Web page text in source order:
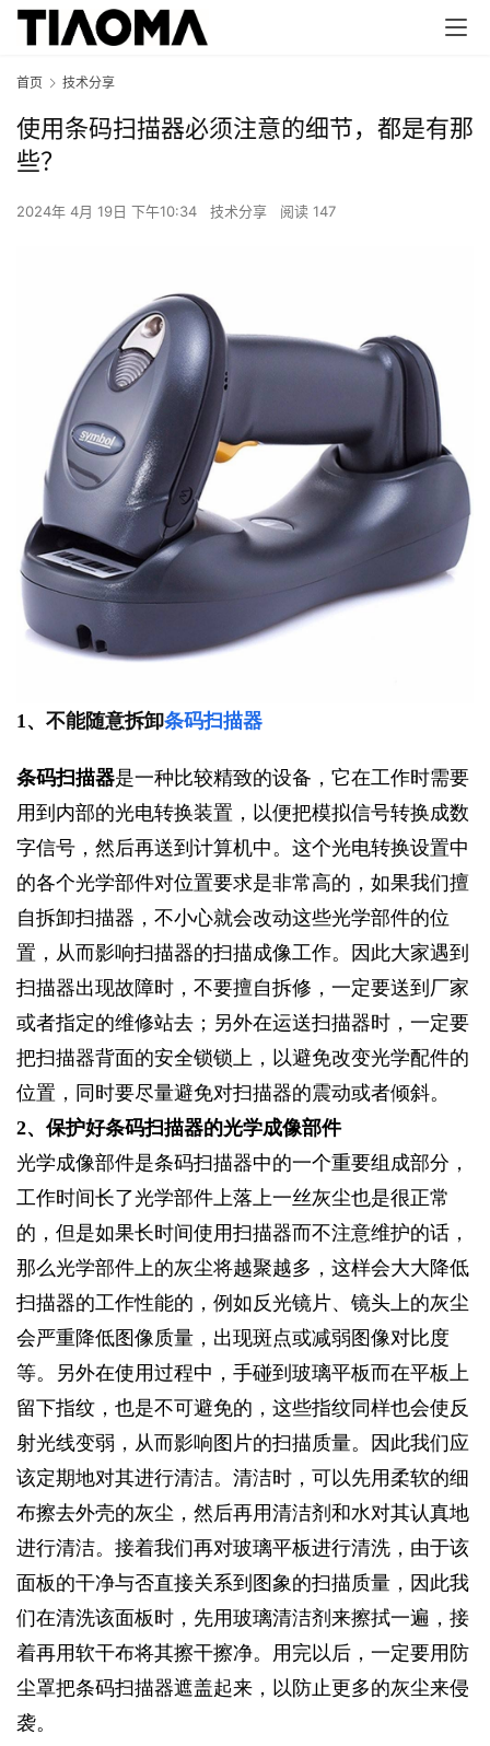
首页 技术分享
使用条码扫描器必须注意的细节，都是有那
些？
2024年 4月 19日 下午10:34 技术分享 阅读 147
1、不能随意拆卸条码扫描器
条码扫描器是一种比较精致的设备，它在工作时需要
用到内部的光电转换装置，以便把模拟信号转换成数
字信号，然后再送到计算机中。这个光电转换设置中
的各个光学部件对位置要求是非常高的，如果我们擅
自拆卸扫描器，不小心就会改动这些光学部件的位
置，从而影响扫描器的扫描成像工作。因此大家遇到
扫描器出现故障时，不要擅自拆修，一定要送到厂家
或者指定的维修站去；另外在运送扫描器时，一定要
把扫描器背面的安全锁锁上，以避免改变光学配件的
位置，同时要尽量避免对扫描器的震动或者倾斜。
2、保护好条码扫描器的光学成像部件
光学成像部件是条码扫描器中的一个重要组成部分，
工作时间长了光学部件上落上一丝灰尘也是很正常
的，但是如果长时间使用扫描器而不注意维护的话，
那么光学部件上的灰尘将越聚越多，这样会大大降低
扫描器的工作性能的，例如反光镜片、镜头上的灰尘
会严重降低图像质量，出现斑点或减弱图像对比度
等。另外在使用过程中，手碰到玻璃平板而在平板上
留下指纹，也是不可避免的，这些指纹同样也会使反
射光线变弱，从而影响图片的扫描质量。因此我们应
该定期地对其进行清洁。清洁时，可以先用柔软的细
布擦去外壳的灰尘，然后再用清洁剂和水对其认真地
进行清洁。接着我们再对玻璃平板进行清洗，由于该
面板的干净与否直接关系到图象的扫描质量，因此我
们在清洗该面板时，先用玻璃清洁剂来擦拭一遍，接
着再用软干布将其擦干擦净。用完以后，一定要用防
尘罩把条码扫描器遮盖起来，以防止更多的灰尘来侵
袭。